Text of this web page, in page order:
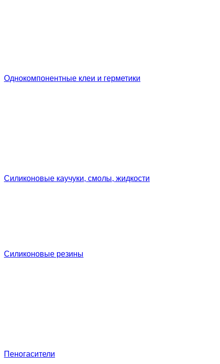
Однокомпонентные клеи и герметики
Силиконовые каучуки, смолы, жидкости
Силиконовые резины
Пеногасители